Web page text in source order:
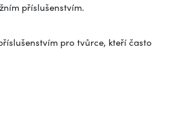
příslušenstvím.
pro tvůrce, kteří často